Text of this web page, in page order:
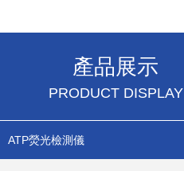
產品展示
PRODUCT DISPLAY
ATP熒光檢測儀